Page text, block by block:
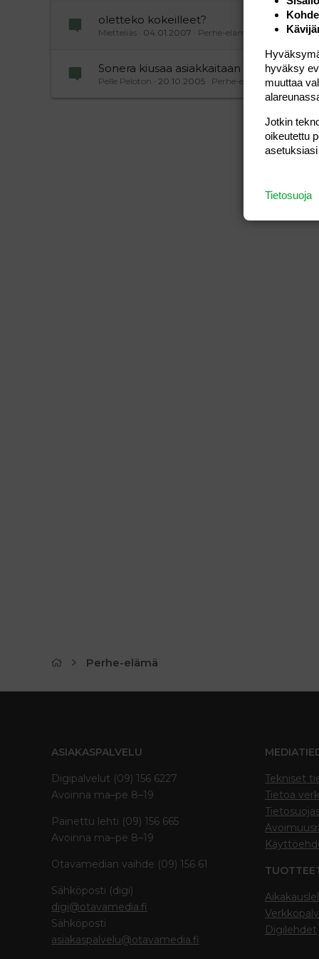
oletteko kokeilleet?
Mietteliäs 04.01.2007 Perhe-elämä
Sonera kiusaa asiakkaitaan
Pelle Peloton 20.10.2005 Perhe-elämä
Perhe-elämä
ASIAKASPALVELU
Digipalvelut (09) 156 6227
Avoinna ma–pe 8–19
Painettu lehti (09) 156 665
Avoinna ma–pe 8–19
Otavamedian vaihde (09) 156 61
Sähköposti (digi)
digi@otavamedia.fi
Sähköposti
asiakaspalvelu@otavamedia.fi
Tekniset
Tietoa
Digilehdet
hyväksy
muuttaa
Jotkin
oikeutettu
Tietosuoja